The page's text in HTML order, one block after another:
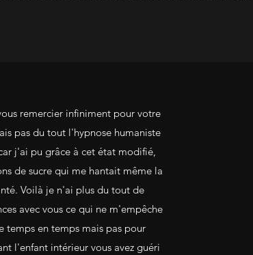
remercier infiniment pour votre
pas du tout l'hypnose humaniste
j'ai pu grâce à cet état modifié,
de sucre qui me hantait même la
Voilà je n'ai plus du tout de
avec vous ce qui ne m'empêche
temps en temps mais pas pour
l'enfant intérieur vous avez guéri